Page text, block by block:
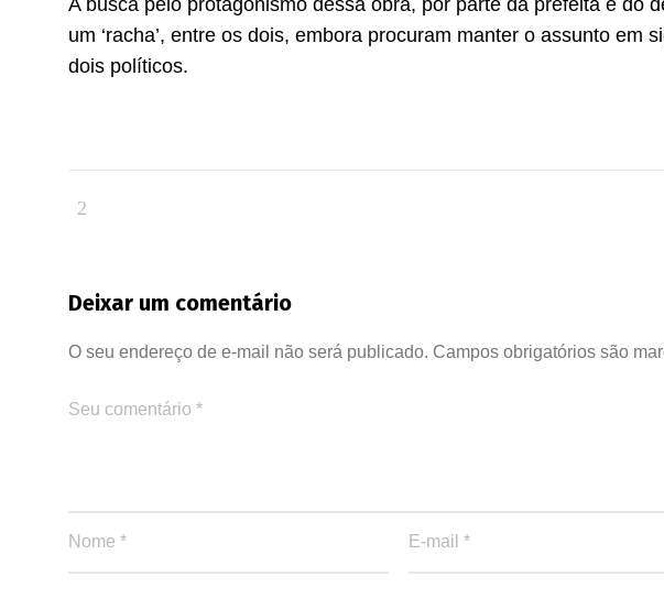
A busca pelo protagonismo dessa obra, por parte da prefeita e do
um ‘racha’, entre os dois, embora procuram manter o assunto em
dois políticos.
Deixar um comentário
O seu endereço de e-mail não será publicado. Campos obrigatórios são